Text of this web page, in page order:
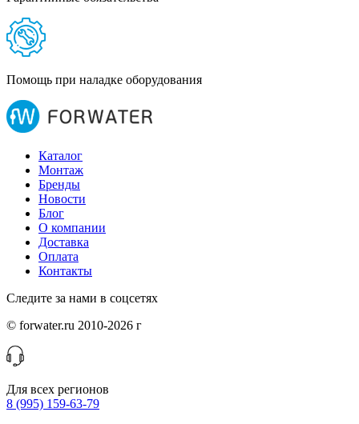
Помощь при наладке оборудования
Каталог
Монтаж
Бренды
Новости
Блог
О компании
Доставка
Оплата
Контакты
Следите за нами в соцсетях
© forwater.ru 2010-2026 г
Для всех регионов
8 (995) 159-63-79